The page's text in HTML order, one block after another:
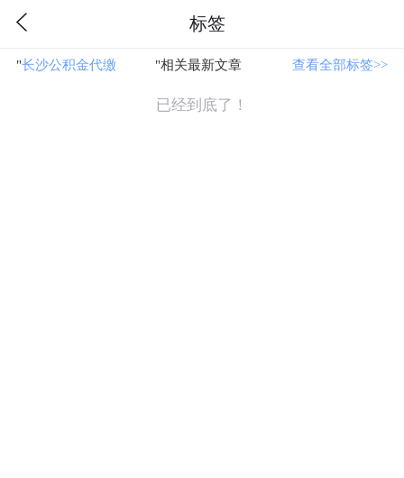
标签
"长沙公积金代缴 "相关最新文章 查看全部标签>>
已经到底了！